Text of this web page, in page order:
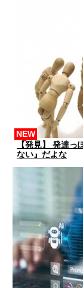
【発見】 発達
ない』だよな
NEW